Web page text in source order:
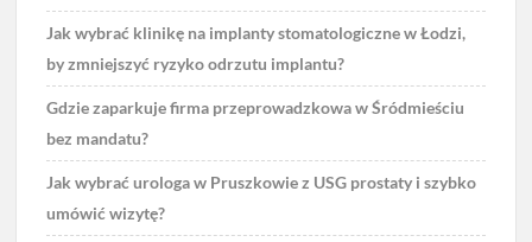
Jak wybrać klinikę na implanty stomatologiczne w Łodzi,
by zmniejszyć ryzyko odrzutu implantu?
Gdzie zaparkuje firma przeprowadzkowa w Śródmieściu
bez mandatu?
Jak wybrać urologa w Pruszkowie z USG prostaty i szybko
umówić wizytę?